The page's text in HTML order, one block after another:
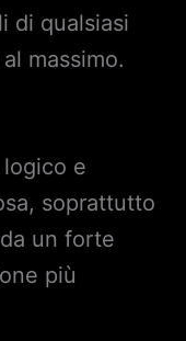
di qualsiasi
massimo.
e
soprattutto
un forte
più